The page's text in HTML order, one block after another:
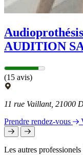
AUDITION
(15 avis)
11 rue Vaillant, 21000
Prendre rendez-vous
Les autres